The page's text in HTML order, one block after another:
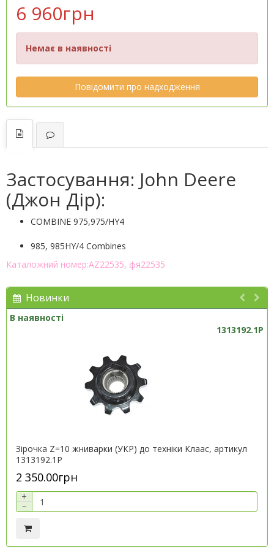
6 960грн
Немає в наявності
Повідомити про надходження
Застосування: John Deere
(Джон Дір):
COMBINE 975,975/HY4
985, 985HY/4 Combines
Каталожний номер:AZ22535, фя22535
Новинки
В наявності
1313192.1P
Зірочка Z=10 жниварки (УКР) до техніки Клаас, артикул
1313192.1P
2 350.00грн
+
−